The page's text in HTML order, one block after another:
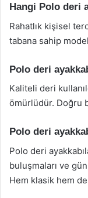
Hangi Polo deri
Rahatlık kişisel
tabana sahip
Polo deri
Kaliteli deri
ömürlüdür. Doğru
Polo deri
Polo deri
buluşmaları ve
Hem klasik hem